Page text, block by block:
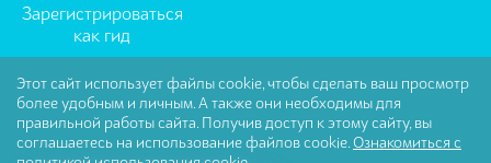
Зарегистрироваться
как гид
Пользовательское соглашение
Политика
Конфиденциальности
Этот сайт использует файлы cookie, чтобы сделать ваш просмотр
более удобным и личным. А также они необходимы для
правильной работы сайта. Получив доступ к этому сайту, вы
соглашаетесь на использование файлов cookie. Ознакомиться с